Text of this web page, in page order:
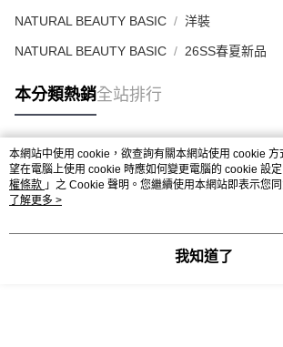
NATURAL BEAUTY BASIC 洋裝
NATURAL BEAUTY BASIC 26SS春夏新品
本分類熱銷全站排行
熱門標籤
本網站中使用 cookie，欲查詢有關本網站使用 cookie
望在電腦上使用 cookie 時應如何變更電腦的 cookie 設
權條款 」之 Cookie 聲明。您繼續使用本網站即表示您
用條款之 Cookie 聲明使用 cookie。
了解更多 >
我知道了